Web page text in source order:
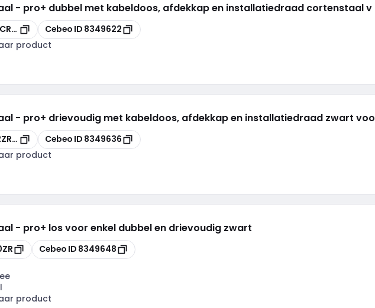
- pro+ dubbel met kabeldoos, afdekkap en installatiedraad cortenstaal v
VB Kopiëren
Cebeo ID 8349622
product
- pro+ drievoudig met kabeldoos, afdekkap en installatiedraad zwart voo
VB Kopiëren
Cebeo ID 8349636
product
- pro+ los voor enkel dubbel en drievoudig zwart
Kopiëren
Cebeo ID 8349648
product